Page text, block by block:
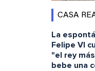
CASA
La
Felipe VI
"el rey
bebe una